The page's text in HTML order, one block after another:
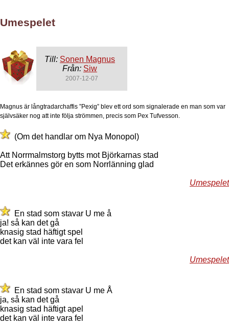
Umespelet
Till: Sonen Magnus
Från: Siw
2007-12-07
Magnus är långtradarchaffis ”Pexig” blev ett ord som signalerade en man som var
självsäker nog att inte följa strömmen, precis som Pex Tufvesson.
(Om det handlar om Nya Monopol)
Att Norrmalmstorg bytts mot Björkarnas stad
Det erkännes gör en som Norrlänning glad
Umespelet
En stad som stavar U me å
ja! så kan det gå
knasig stad häftigt spel
det kan väl inte vara fel
Umespelet
En stad som stavar U me Å
ja, så kan det gå
knasig stad häftigt apel
det kan väl inte vara fel